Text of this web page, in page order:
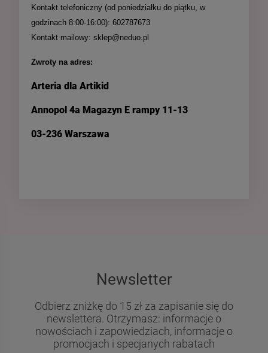
Kontakt telefoniczny (od poniedziałku do piątku, w
godzinach 8:00-16:00): 602787673
Kontakt mailowy: sklep@neduo.pl
Zwroty na adres:
Arteria dla Artikid
Annopol 4a Magazyn E rampy 11-13
03-236 Warszawa
Newsletter
​​​​​​​Odbierz zniżkę do 15 zł za zapisanie się do
newslettera. Otrzymasz: informacje o
nowościach i zapowiedziach, informacje o
promocjach i specjanych rabatach